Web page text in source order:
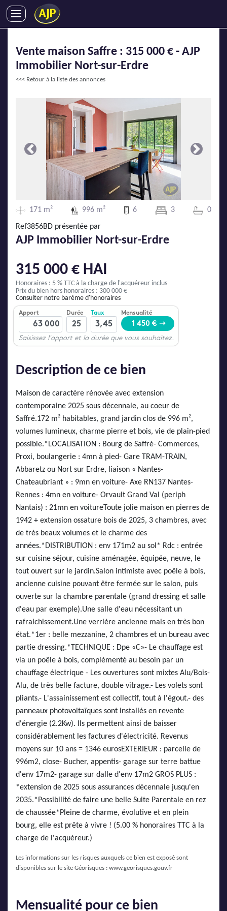
VENTES
LOCATIONS
GESTION LOCATIVE
IMMOBILIER NEUF
LOCATIONS DE VACANCES
ENTREPRISES
DEVENIR FRANCHISÉ
AJP Recrute
AJP Actualités
Service Qualité Clients
Vente maison Saffre : 315 000 € - AJP
Immobilier Nort-sur-Erdre
<<< Retour à la liste des annonces
Précédente Suivante
171 m² 996 m² 6 3 0
Ref3856BD présentée par
AJP Immobilier Nort-sur-Erdre
315 000 € HAI
Honoraires : 5 % TTC à la charge de l'acquéreur inclus
Prix du bien hors honoraires : 300 000 €
Consulter notre barème d'honoraires
Description de ce bien
Maison de caractère rénovée avec extension
contemporaine 2025 sous décennale, au coeur de
Saffré.172 m² habitables, grand jardin clos de 996 m²,
volumes lumineux, charme pierre et bois, vie de plain-pied
possible.*LOCALISATION : Bourg de Saffré- Commerces,
Proxi, boulangerie : 4mn à pied- Gare TRAM-TRAIN,
Abbaretz ou Nort sur Erdre, liaison « Nantes-
Chateaubriant » : 9mn en voiture- Axe RN137 Nantes-
Rennes : 4mn en voiture- Orvault Grand Val (periph
Nantais) : 21mn en voitureToute jolie maison en pierres de
1942 + extension ossature bois de 2025, 3 chambres, avec
de très beaux volumes et le charme des
années.*DISTRIBUTION : env 171m2 au sol* Rdc : entrée
sur cuisine séjour, cuisine aménagée, équipée, neuve, le
tout ouvert sur le jardin.Salon intimiste avec poêle à bois,
ancienne cuisine pouvant être fermée sur le salon, puis
ouverte sur la chambre parentale (grand dressing et salle
d'eau par exemple).Une salle d'eau nécessitant un
rafraichissement.Une verrière ancienne mais en très bon
état.*1er : belle mezzanine, 2 chambres et un bureau avec
partie dressing.*TECHNIQUE : Dpe «C»- Le chauffage est
via un poêle à bois, complémenté au besoin par un
chauffage électrique - Les ouvertures sont mixtes Alu/Bois-
Alu, de très belle facture, double vitrage.- Les volets sont
pliants.- L'assainissement est collectif, tout à l'égout.- des
panneaux photovoltaïques sont installés en revente
d'énergie (2.2Kw). Ils permettent ainsi de baisser
considérablement les factures d'électricité. Revenus
moyens sur 10 ans = 1346 eurosEXTERIEUR : parcelle de
996m2, close- Bucher, appentis- garage sur terre battue
d'env 17m2- garage sur dalle d'env 17m2 GROS PLUS :
*extension de 2025 sous assurances décennale jusqu'en
2035.*Possibilité de faire une belle Suite Parentale en rez
de chaussée*Pleine de charme, évolutive et en plein
bourg, elle est prête à vivre ! (5.00 % honoraires TTC à la
charge de l'acquéreur.)
Les informations sur les risques auxquels ce bien est exposé sont
disponibles sur le site Géorisques : www.georisques.gouv.fr
Mensualité pour ce bien